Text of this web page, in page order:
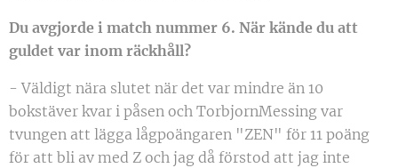
Du avgjorde i match nummer 6. När kände du att
guldet var inom räckhåll?
- Väldigt nära slutet när det var mindre än 10
bokstäver kvar i påsen och TorbjornMessing var
tvungen att lägga lågpoängaren "ZEN" för 11 poäng
för att bli av med Z och jag då förstod att jag inte